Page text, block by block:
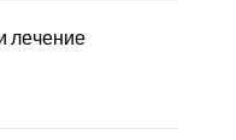
лечение